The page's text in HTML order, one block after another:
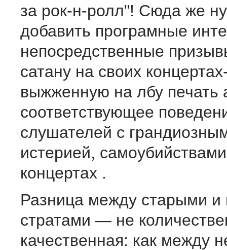
за рок-н-ролл"! Сюда же
добавить програмные
непосредственные
сатану на своих
выжженную на лбу печать
соответствующее
слушателей с
истерией,
концертах .
Разница между старыми
стратами — не
качественная: как между